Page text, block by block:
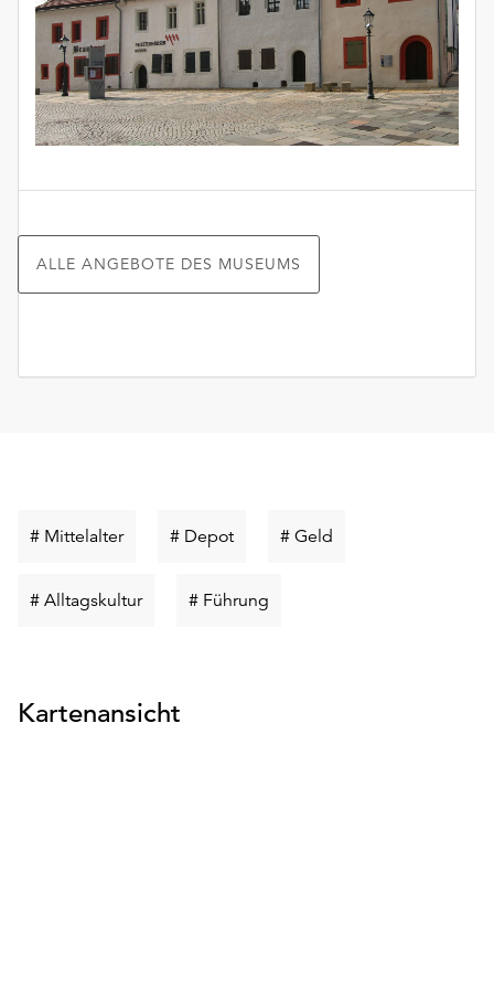
ALLE ANGEBOTE DES MUSEUMS
# MittelalterSchlüsselwort
# DepotSchlüsselwort
# Geld
# AlltagskulturSchlüsselwort
# Führung
Kartenansicht